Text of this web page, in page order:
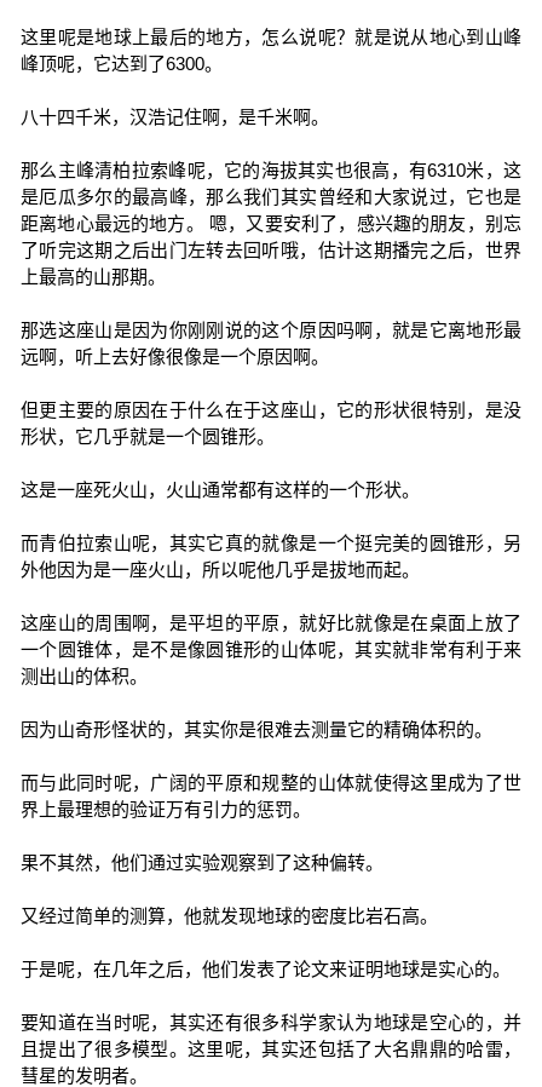
这里呢是地球上最后的地方，怎么说呢？就是说从地心到山峰
峰顶呢，它达到了6300。
八十四千米，汉浩记住啊，是千米啊。
那么主峰清柏拉索峰呢，它的海拔其实也很高，有6310米，这
是厄瓜多尔的最高峰，那么我们其实曾经和大家说过，它也是
距离地心最远的地方。 嗯，又要安利了，感兴趣的朋友，别忘
了听完这期之后出门左转去回听哦，估计这期播完之后，世界
上最高的山那期。
那选这座山是因为你刚刚说的这个原因吗啊，就是它离地形最
远啊，听上去好像很像是一个原因啊。
但更主要的原因在于什么在于这座山，它的形状很特别，是没
形状，它几乎就是一个圆锥形。
这是一座死火山，火山通常都有这样的一个形状。
而青伯拉索山呢，其实它真的就像是一个挺完美的圆锥形，另
外他因为是一座火山，所以呢他几乎是拔地而起。
这座山的周围啊，是平坦的平原，就好比就像是在桌面上放了
一个圆锥体，是不是像圆锥形的山体呢，其实就非常有利于来
测出山的体积。
因为山奇形怪状的，其实你是很难去测量它的精确体积的。
而与此同时呢，广阔的平原和规整的山体就使得这里成为了世
界上最理想的验证万有引力的惩罚。
果不其然，他们通过实验观察到了这种偏转。
又经过简单的测算，他就发现地球的密度比岩石高。
于是呢，在几年之后，他们发表了论文来证明地球是实心的。
要知道在当时呢，其实还有很多科学家认为地球是空心的，并
且提出了很多模型。这里呢，其实还包括了大名鼎鼎的哈雷，
彗星的发明者。